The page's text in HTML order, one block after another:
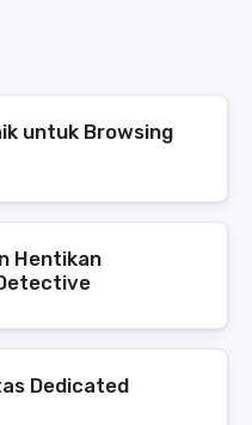
untuk Browsing
Hentikan
Dedicated